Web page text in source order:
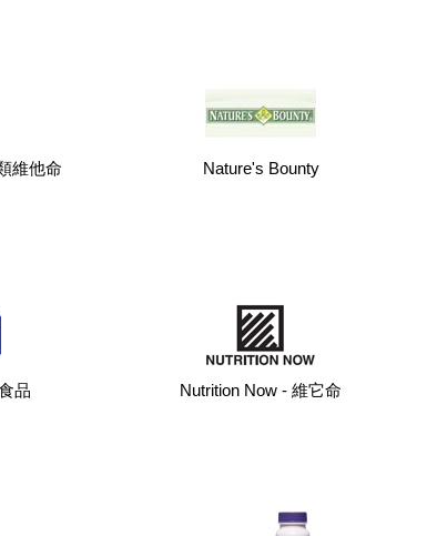
維他命 Nature's Bounty
品 Nutrition Now - 維它命